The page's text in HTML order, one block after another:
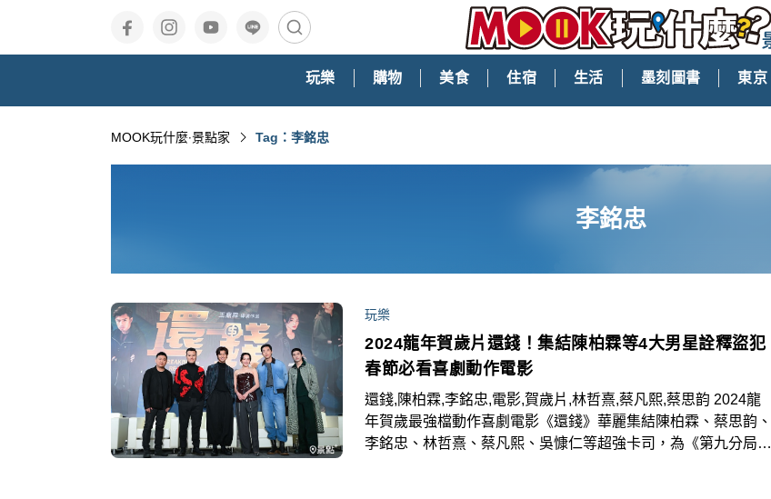
玩樂 購物 美食 住宿 生活 墨刻圖書 東京
MOOK玩什麼‧景點家 Tag：李銘忠
李銘忠
玩樂
2024龍年賀歲片還錢！集結陳柏霖等4大男星詮釋盜犯
春節必看喜劇動作電影
還錢,陳柏霖,李銘忠,電影,賀歲片,林哲熹,蔡凡熙,蔡思韵 2024龍
年賀歲最強檔動作喜劇電影《還錢》華麗集結陳柏霖、蔡思韵、
李銘忠、林哲熹、蔡凡熙、吳慷仁等超強卡司，為《第九分局》